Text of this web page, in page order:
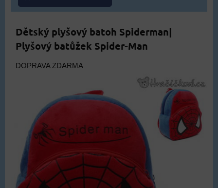
Dětský plyšový batoh Spiderman|
Plyšový batůžek Spider-Man
DOPRAVA ZDARMA